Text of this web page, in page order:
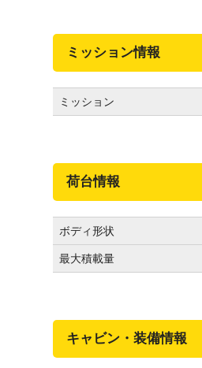
ミッション情報
ミッション
荷台情報
ボディ形状
最大積載量
キャビン・装備情報